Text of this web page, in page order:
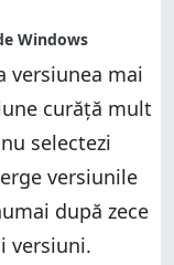
versiunea mai
curăță mult
selectezi
versiunile
după zece
versiuni.